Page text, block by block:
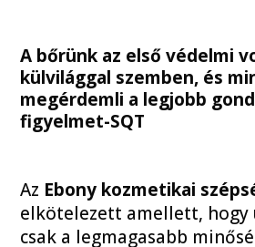
A bőrünk az első védelmi
külvilággal szemben, és
megérdemli a legjobb
figyelmet-SQT
Az Ebony kozmetikai
elkötelezett amellett, hogy
csak a legmagasabb